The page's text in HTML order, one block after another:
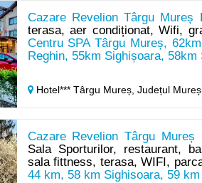
Cazare Revelion Târgu Mureș
terasa, aer condiționat, Wifi,
Centru SPA Târgu Mureș,
Reghin, 55km Sighișoara, 58km
Hotel*** Târgu Mureș, Județul Mureș
Cazare Revelion Târgu Mureș
Sala Sporturilor, restaurant,
sala fittness, terasa, WIFI,
44 km, 58 km Sighisoara, 59 km